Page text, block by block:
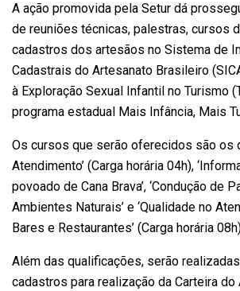
A ação promovida pela Setur dá
de reuniões técnicas, palestras, cursos
cadastros dos artesãos no Sistema de
Cadastrais do Artesanato Brasileiro
à Exploração Sexual Infantil no Turismo
programa estadual Mais Infância, Mais
Os cursos que serão oferecidos são os
Atendimento’ (Carga horária 04h),
povoado de Cana Brava’, ‘Condução de
Ambientes Naturais’ e ‘Qualidade no
Bares e Restaurantes’ (Carga horária
Além das qualificações, serão
cadastros para realização da Carteira do